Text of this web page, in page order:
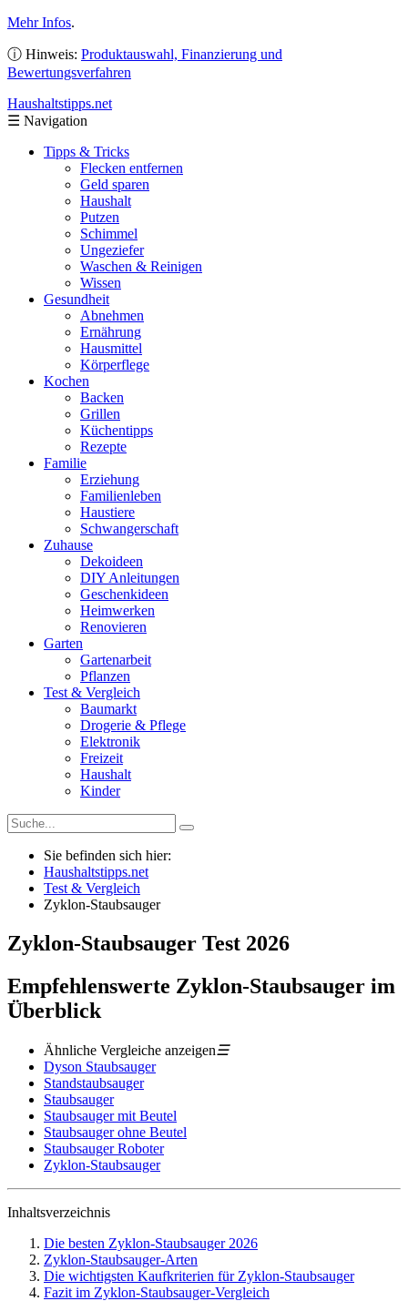
Mehr Infos.
ⓘ Hinweis: Produktauswahl, Finanzierung und
Bewertungsverfahren
Haushaltstipps.net
☰ Navigation
Tipps & Tricks
Flecken entfernen
Geld sparen
Haushalt
Putzen
Schimmel
Ungeziefer
Waschen & Reinigen
Wissen
Gesundheit
Abnehmen
Ernährung
Hausmittel
Körperflege
Kochen
Backen
Grillen
Küchentipps
Rezepte
Familie
Erziehung
Familienleben
Haustiere
Schwangerschaft
Zuhause
Dekoideen
DIY Anleitungen
Geschenkideen
Heimwerken
Renovieren
Garten
Gartenarbeit
Pflanzen
Test & Vergleich
Baumarkt
Drogerie & Pflege
Elektronik
Freizeit
Haushalt
Kinder
Sie befinden sich hier:
Haushaltstipps.net
Test & Vergleich
Zyklon-Staubsauger
Zyklon-Staubsauger Test 2026
Empfehlenswerte Zyklon-Staubsauger im
Überblick
Ähnliche Vergleiche anzeigen☰
Dyson Staubsauger
Standstaubsauger
Staubsauger
Staubsauger mit Beutel
Staubsauger ohne Beutel
Staubsauger Roboter
Zyklon-Staubsauger
Inhaltsverzeichnis
Die besten Zyklon-Staubsauger 2026
Zyklon-Staubsauger-Arten
Die wichtigsten Kaufkriterien für Zyklon-Staubsauger
Fazit im Zyklon-Staubsauger-Vergleich